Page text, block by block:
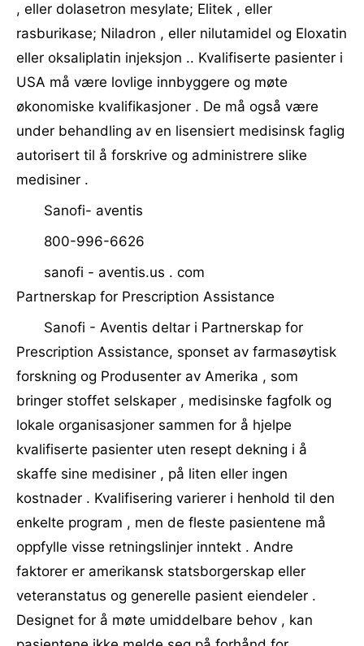
, eller dolasetron mesylate; Elitek , eller
rasburikase; Niladron , eller nilutamidel og Eloxatin
eller oksaliplatin injeksjon .. Kvalifiserte pasienter i
USA må være lovlige innbyggere og møte
økonomiske kvalifikasjoner . De må også være
under behandling av en lisensiert medisinsk faglig
autorisert til å forskrive og administrere slike
medisiner .
Sanofi- aventis
800-996-6626
sanofi - aventis.us . com
Partnerskap for Prescription Assistance
Sanofi - Aventis deltar i Partnerskap for
Prescription Assistance, sponset av farmasøytisk
forskning og Produsenter av Amerika , som
bringer stoffet selskaper , medisinske fagfolk og
lokale organisasjoner sammen for å hjelpe
kvalifiserte pasienter uten resept dekning i å
skaffe sine medisiner , på liten eller ingen
kostnader . Kvalifisering varierer i henhold til den
enkelte program , men de fleste pasientene må
oppfylle visse retningslinjer inntekt . Andre
faktorer er amerikansk statsborgerskap eller
veteranstatus og generelle pasient eiendeler .
Designet for å møte umiddelbare behov , kan